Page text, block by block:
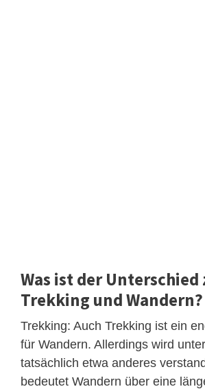
Was ist der Unterschied
Trekking und Wandern?
Trekking: Auch Trekking ist ein
für Wandern. Allerdings wird
tatsächlich etwa anderes
bedeutet Wandern über eine